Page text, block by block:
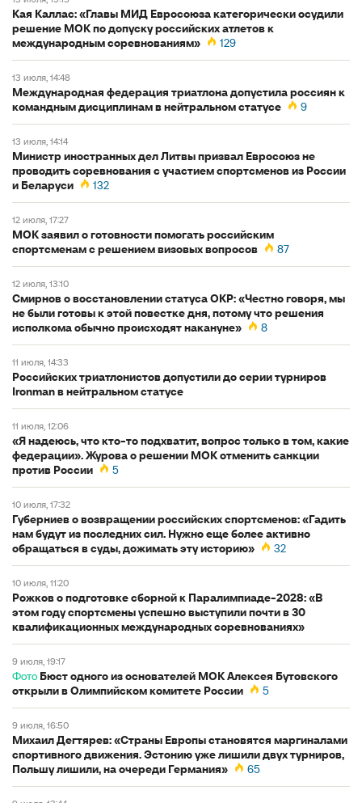
Кая Каллас: «Главы МИД Евросоюза категорически осудили
решение МОК по допуску российских атлетов к
международным соревнованиям»
129
13 июля, 14:48
Международная федерация триатлона допустила россиян к
командным дисциплинам в нейтральном статусе
9
13 июля, 14:14
Министр иностранных дел Литвы призвал Евросоюз не
проводить соревнования с участием спортсменов из России
и Беларуси
132
12 июля, 17:27
МОК заявил о готовности помогать российским
спортсменам с решением визовых вопросов
87
12 июля, 13:10
Смирнов о восстановлении статуса ОКР: «Честно говоря, мы
не были готовы к этой повестке дня, потому что решения
исполкома обычно происходят накануне»
8
11 июля, 14:33
Российских триатлонистов допустили до серии турниров
Ironman в нейтральном статусе
11 июля, 12:06
«Я надеюсь, что кто-то подхватит, вопрос только в том, какие
федерации». Журова о решении МОК отменить санкции
против России
5
10 июля, 17:32
Губерниев о возвращении российских спортсменов: «Гадить
нам будут из последних сил. Нужно еще более активно
обращаться в суды, дожимать эту историю»
32
10 июля, 11:20
Рожков о подготовке сборной к Паралимпиаде-2028: «В
этом году спортсмены успешно выступили почти в 30
квалификационных международных соревнованиях»
9 июля, 19:17
Фото Бюст одного из основателей МОК Алексея Бутовского
открыли в Олимпийском комитете России
5
9 июля, 16:50
Михаил Дегтярев: «Страны Европы становятся маргиналами
спортивного движения. Эстонию уже лишили двух турниров,
Польшу лишили, на очереди Германия»
65